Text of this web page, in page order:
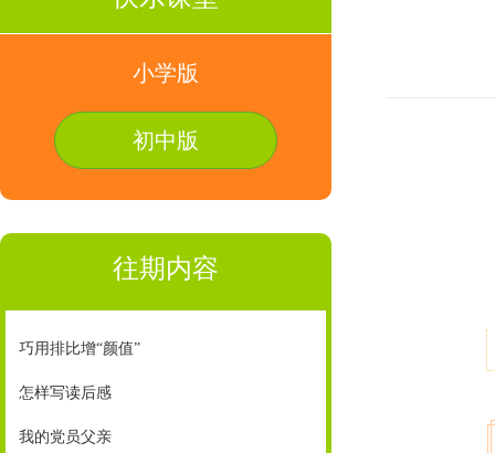
小学版
初中版
往期内容
巧用排比增“颜值”
怎样写读后感
我的党员父亲